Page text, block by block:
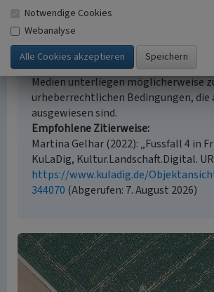
Empfohlene Zitierweise
Urheberrechtlicher Hinweis
Der hier präsentierte Inhalt steht
Lizenz CC BY 4.0 (Namensnennung).
Medien unterliegen möglicherweise
urheberrechtlichen Bedingungen, die
ausgewiesen sind.
Empfohlene Zitierweise
Martina Gelhar (2022): „Fussfall 4 in
KuLaDig, Kultur.Landschaft.Digital.
https://www.kuladig.de/
344070 (Abgerufen: 7. August 2026)
Notwendige Cookies
Webanalyse